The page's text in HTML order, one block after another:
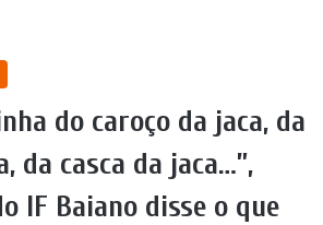
do caroço da jaca, da
da casca da jaca…”,
IF Baiano disse o que